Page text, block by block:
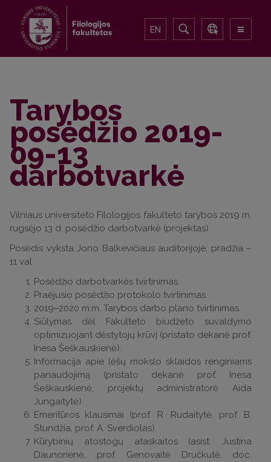
EN
Tarybos
posėdžio 2019-
09-13
darbotvarkė
Vilniaus universiteto Filologijos fakulteto tarybos 2019 m.
rugsėjo 13 d. posėdžio darbotvarkė (projektas)
Posėdis vyksta Jono Balkevičiaus auditorijoje, pradžia –
11 val.
Posėdžio darbotvarkės tvirtinimas.
Praėjusio posėdžio protokolo tvirtinimas.
2019‒2020 m.m. Tarybos darbo plano tvirtinimas.
Siūlymas dėl Fakulteto biudžeto suvaldymo
optimizuojant dėstytojų krūvį (pristato dekanė prof.
Inesa Šeškauskienė).
Informacija apie lėšų mokslo sklaidos renginiams
panaudojimą (pristato dekanė prof. Inesa
Šeškauskienė, projektų administratorė Aida
Jungaitytė).
Emeritūros klausimai (prof. R. Rudaitytė, prof. B.
Stundžia, prof. A. Sverdiolas).
Kūrybinių atostogų ataskaitos (asist. Justina
Daunorienė, prof. Genovaitė Dručkutė, doc.